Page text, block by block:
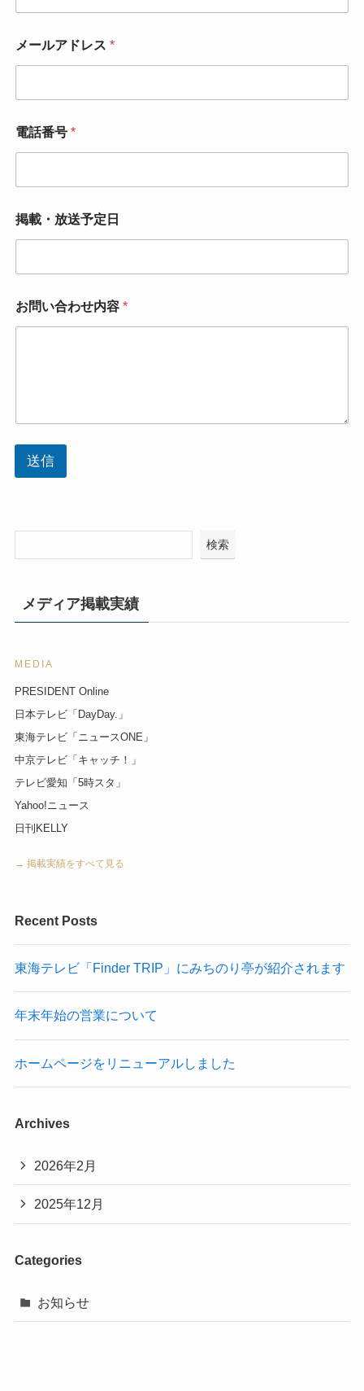
メールアドレス *
電話番号 *
掲載・放送予定日
お
問
お問い合わせ内容 *
送信
検索
メディア掲載実績
MEDIA
PRESIDENT Online
日本テレビ「DayDay.」
東海テレビ「ニュースONE」
中京テレビ「キャッチ！」
テレビ愛知「5時スタ」
Yahoo!ニュース
日刊KELLY
→ 掲載実績をすべて見る
Recent Posts
東海テレビ「Finder TRIP」にみちのり亭が紹介されます
年末年始の営業について
ホームページをリニューアルしました
Archives
2026年2月
2025年12月
Categories
お知らせ